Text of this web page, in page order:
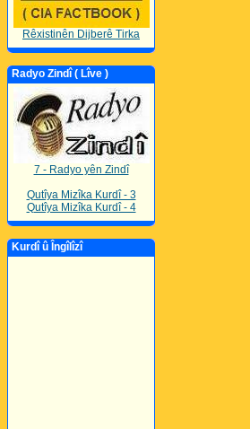
Rêxistinên Dijberê Tirka
Radyo Zindî ( Lîve )
7 - Radyo yên Zindî
Qutîya Mizîka Kurdî - 3
Qutîya Mizîka Kurdî - 4
Kurdî û Îngîlîzî